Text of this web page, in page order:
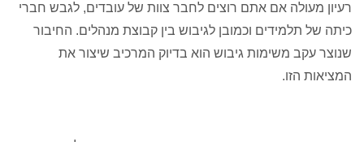
רעיון מעולה אם אתם רוצים לחבר צוות של עובדים, לגבש חברי
כיתה של תלמידים וכמובן לגיבוש בין קבוצת מנהלים. החיבור
שנוצר עקב משימות גיבוש הוא בדיוק המרכיב שיצור את
המציאות הזו.